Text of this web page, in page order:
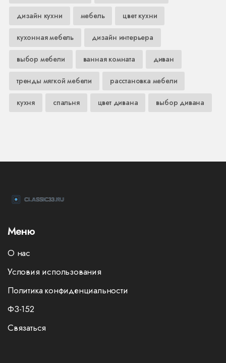
дизайн кухни мебель цвет кухни
кухонная мебель дизайн интерьера
выбор мебели ванная комната диван
тренды мягкой мебели расстановка мебели
кухня спальня цвет дивана выбор дивана
Меню
О нас
Условия использования
Политика конфиденциальности
ФЗ-152
Связаться